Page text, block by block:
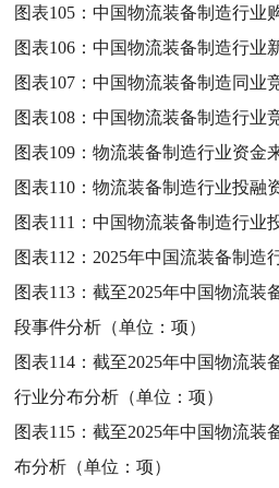
图表105：中国物流装备制造行业
图表106：中国物流装备制造行业
图表107：中国物流装备制造同业
图表108：中国物流装备制造行业
图表109：物流装备制造行业资金
图表110：物流装备制造行业投融
图表111：中国物流装备制造行业
图表112： 2025年中国流装备制造
图表113：截至2025年中国物流装
段事件分析（单位：项）
图表114：截至2025年中国物流装
行业分布分析（单位：项）
图表115：截至2025年中国物流装
布分析（单位：项）